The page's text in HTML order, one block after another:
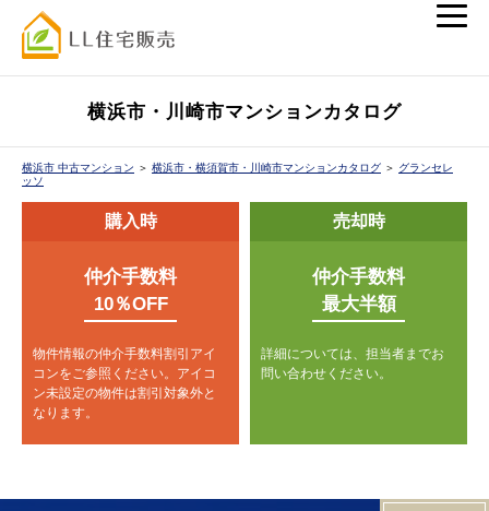
横浜市・川崎市マンションカタログ
横浜市 中古マンション ＞ 横浜市・横須賀市・川崎市マンションカタログ ＞ グランセレ
ッソ
購入時
仲介手数料
10％OFF
物件情報の仲介手数料割引アイ
コンをご参照ください。 アイコ
ン未設定の物件は割引対象外と
なります。
売却時
仲介手数料
最大半額
詳細については、担当者までお
問い合わせください。